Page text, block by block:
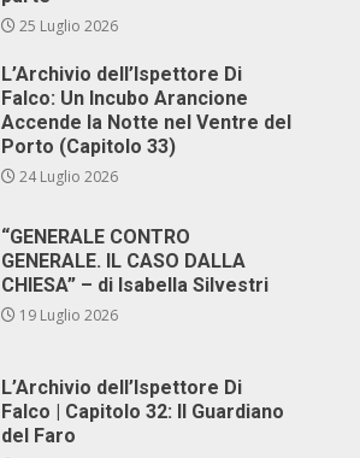
25 Luglio 2026
L’Archivio dell’Ispettore Di
Falco: Un Incubo Arancione
Accende la Notte nel Ventre del
Porto (Capitolo 33)
24 Luglio 2026
“GENERALE CONTRO
GENERALE. IL CASO DALLA
CHIESA” – di Isabella Silvestri
19 Luglio 2026
L’Archivio dell’Ispettore Di
Falco | Capitolo 32: Il Guardiano
del Faro